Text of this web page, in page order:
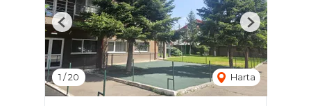
1 /20 Harta
Previous Next